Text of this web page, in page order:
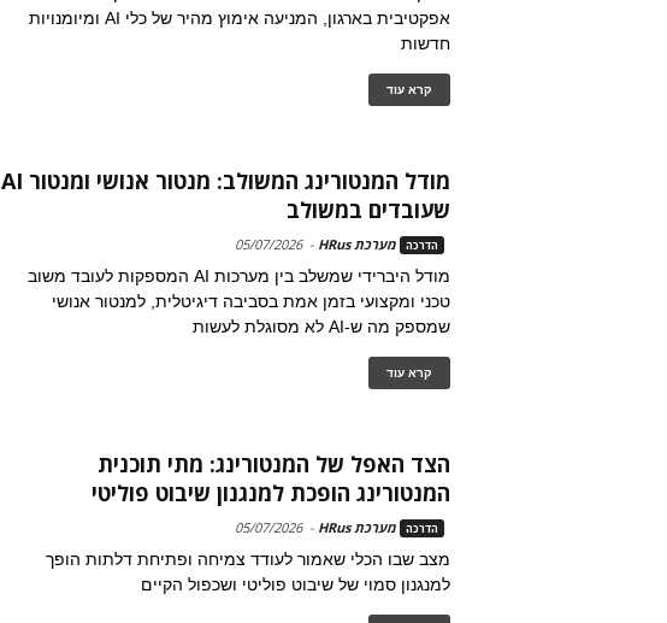
אפקטיבית בארגון, המניעה אימוץ מהיר של כלי AI ומיומנויות
חדשות
קרא עוד
מודל המנטורינג המשולב: מנטור אנושי ומנטור AI
שעובדים במשולב
הדרכה מערכת HRus -
05/07/2026
מודל היברידי שמשלב בין מערכות AI המספקות לעובד משוב
טכני ומקצועי בזמן אמת בסביבה דיגיטלית, למנטור אנושי
שמספק מה ש-AI לא מסוגלת לעשות
קרא עוד
הצד האפל של המנטורינג: מתי תוכנית
המנטורינג הופכת למנגנון שיבוט פוליטי
הדרכה מערכת HRus -
05/07/2026
מצב שבו הכלי שאמור לעודד צמיחה ופתיחת דלתות הופך
למנגנון סמוי של שיבוט פוליטי ושכפול הקיים